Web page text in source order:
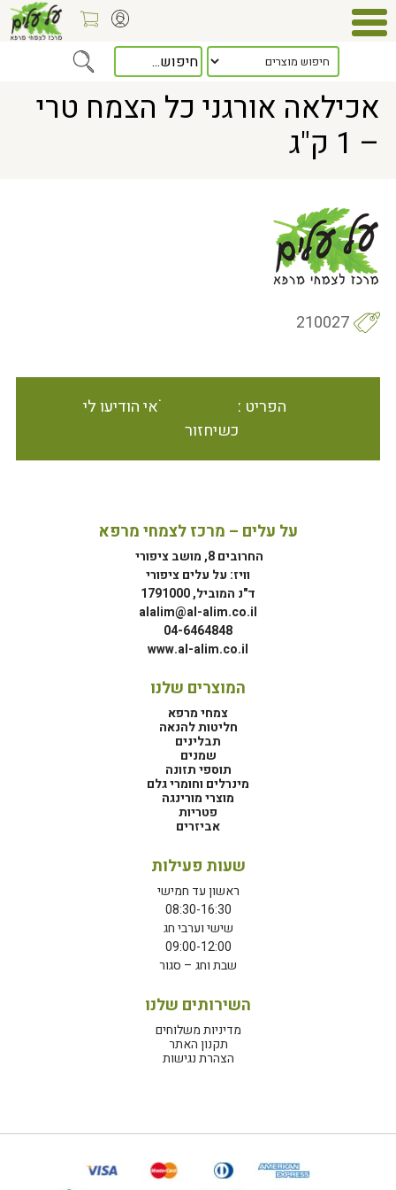
> אכילאה אורגני כל הצמח טרי – 1 ק"ג
אכילאה אורגני כל הצמח טרי
– 1 ק"ג
210027
הפריט אינו זמין במלאי הודיעו לי
כשיחזור
על עלים – מרכז לצמחי מרפא
החרובים 8, מושב ציפורי
וויז: על עלים ציפורי
ד"נ המוביל, 1791000
alalim@al-alim.co.il
04-6464848
www.al-alim.co.il
המוצרים שלנו
צמחי מרפא
חליטות להנאה
תבלינים
שמנים
תוספי תזונה
מינרלים וחומרי גלם
מוצרי מורינגה
פטריות
אביזרים
שעות פעילות
ראשון עד חמישי
08:30-16:30
שישי וערבי חג
09:00-12:00
שבת וחג – סגור
השירותים שלנו
מדיניות משלוחים
תקנון האתר
הצהרת נגישות